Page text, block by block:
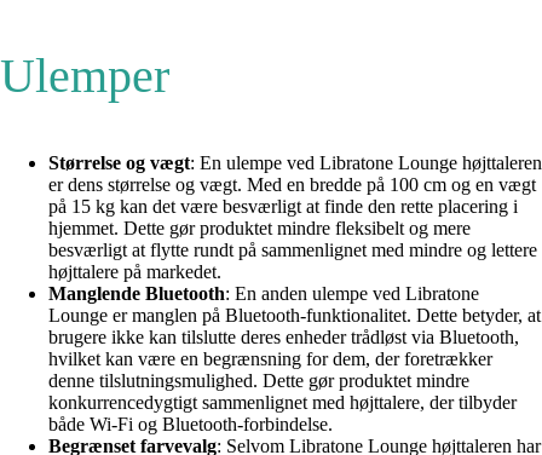
Ulemper
Størrelse og vægt: En ulempe ved Libratone Lounge højttaleren
er dens størrelse og vægt. Med en bredde på 100 cm og en vægt
på 15 kg kan det være besværligt at finde den rette placering i
hjemmet. Dette gør produktet mindre fleksibelt og mere
besværligt at flytte rundt på sammenlignet med mindre og lettere
højttalere på markedet.
Manglende Bluetooth: En anden ulempe ved Libratone
Lounge er manglen på Bluetooth-funktionalitet. Dette betyder, at
brugere ikke kan tilslutte deres enheder trådløst via Bluetooth,
hvilket kan være en begrænsning for dem, der foretrækker
denne tilslutningsmulighed. Dette gør produktet mindre
konkurrencedygtigt sammenlignet med højttalere, der tilbyder
både Wi-Fi og Bluetooth-forbindelse.
Begrænset farvevalg: Selvom Libratone Lounge højttaleren har